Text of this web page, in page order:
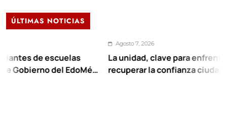
ÚLTIMAS NOTICIAS
escuelas
del EdoMéx
Agosto 7, 2026
La unidad, clave para enfrentar los
recuperar la confianza ciudadana: